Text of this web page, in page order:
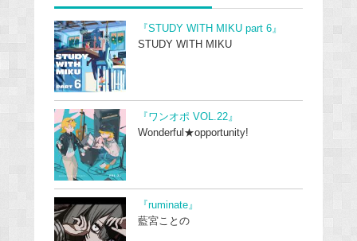
『STUDY WITH MIKU part 6』
STUDY WITH MIKU
『ワンオポ VOL.22』
Wonderful★opportunity!
『ruminate』
藍宮ことの